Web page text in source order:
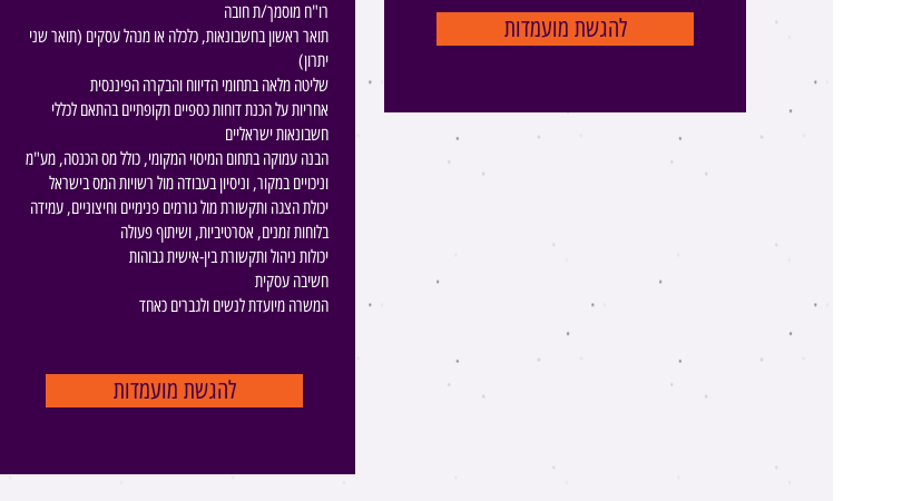
להגשת מועמדות
רו"ח מוסמך/ת חובה
תואר ראשון בחשבונאות, כלכלה או מנהל עסקים (תואר שני
יתרון)
שליטה מלאה בתחומי הדיווח והבקרה הפיננסית
אחריות על הכנת דוחות כספיים תקופתיים בהתאם לכללי
חשבונאות ישראליים
הבנה עמוקה בתחום המיסוי המקומי, כולל מס הכנסה, מע"מ
וניכויים במקור, וניסיון בעבודה מול רשויות המס בישראל
יכולת הצגה ותקשורת מול גורמים פנימיים וחיצוניים, עמידה
בלוחות זמנים, אסרטיביות, ושיתוף פעולה
יכולות ניהול ותקשורת בין-אישית גבוהות
חשיבה עסקית
המשרה מיועדת לנשים ולגברים כאחד
להגשת מועמדות